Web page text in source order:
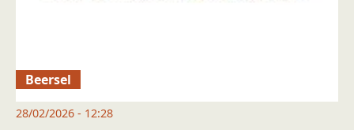
Beersel
28/02/2026 - 12:28